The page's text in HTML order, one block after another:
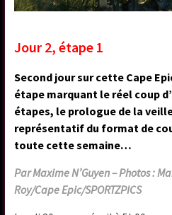
Jour 2, étape 1
Second jour sur cette Cape
étape marquant le réel coup
étapes, le prologue de la
représentatif du format de
toute cette semaine…
Par Maxime N’Guyen – Photos :
Roy/Cape Epic/SPORTZPICS